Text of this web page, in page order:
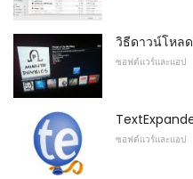
วิธีดาวน์โหล
ซอฟต์แวร์และแอป
ซอฟต์แวร์และแอป